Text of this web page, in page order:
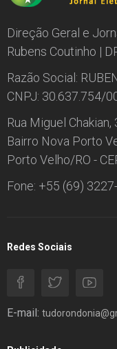
Direção Geral e
Rubens Coutinho |
Razão Social:
CNPJ: 30.637.754/
Rua Miguel Chakian,
Bairro Nova Porto
Porto Velho/RO -
Fone: +55 (69)
Redes Sociais
E-mail: